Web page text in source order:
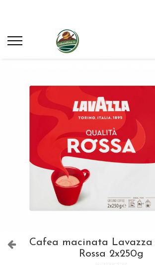
Cafea macinata
Rossa 2x250g